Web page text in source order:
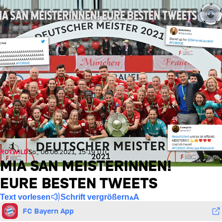
ROTWILDSo., 06.06.2021, 15:19 UTC
MIA SAN MEISTERINNEN!
EURE BESTEN TWEETS
Text vorlesen Schrift vergrößern
FC Bayern App